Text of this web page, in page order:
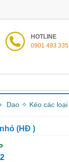
HOTLINE
0901 493 335
Dao ✧ Kéo các loại
(HĐ )